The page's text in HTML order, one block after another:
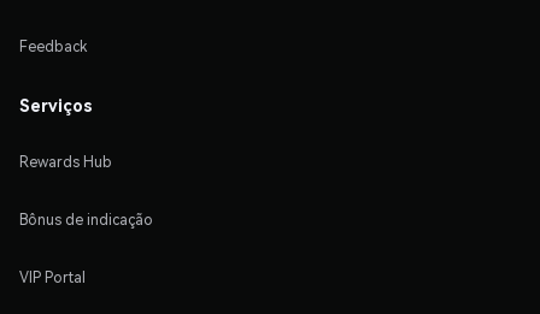
Feedback
Serviços
Rewards Hub
Bônus de indicação
VIP Portal